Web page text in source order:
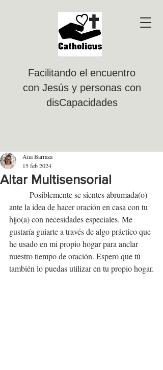
Facilitando el encuentro
con Jesús y personas con
disCapacidades
Altar Multisensorial
Ana Barraza
15 feb 2024
Posiblemente se sientes abrumada(o)
ante la idea de hacer oración en casa con tu
hijo(a) con necesidades especiales. Me
gustaría guiarte a través de algo práctico que
he usado en mi propio hogar para anclar
nuestro tiempo de oración. Espero que tú
también lo puedas utilizar en tu propio hogar.